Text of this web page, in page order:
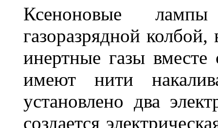
Ксеноновые
газоразрядной
инертные газы
имеют нити
установлено два
создается